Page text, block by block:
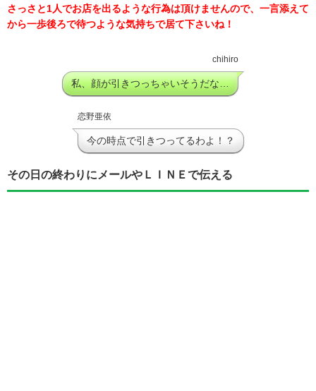
さっさと1人でお店を出るような行為は頂けませんので、一言添えて
から一歩後ろで待つような気持ちで居て下さいね！
chihiro
私、顔が引きつっちゃいそうだな…
恋野亜依
今の時点で引きつってるわよ！？
その日の終わりにメールやＬＩＮＥで伝える